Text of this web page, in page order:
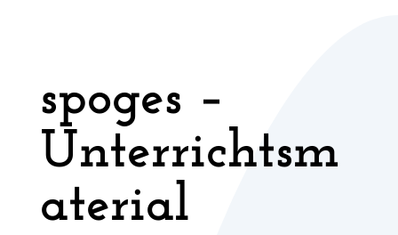
spoges –
Unterrichtsm
aterial